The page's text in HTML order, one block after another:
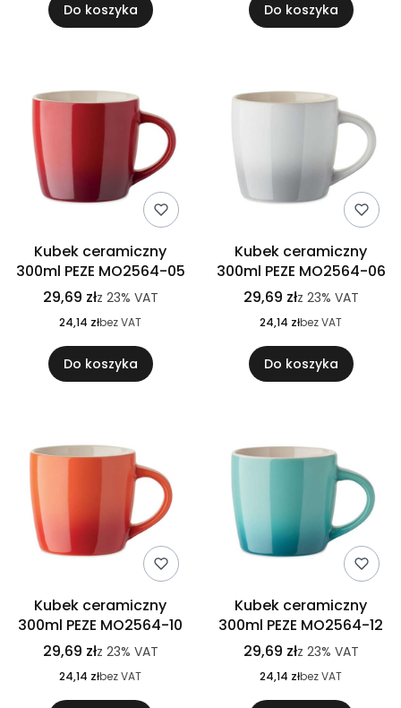
Do koszyka Do koszyka
Kubek ceramiczny
300ml PEZE MO2564-05
29,69 złz 23% VAT
24,14 złbez VAT
Do koszyka
Kubek ceramiczny
300ml PEZE MO2564-06
29,69 złz 23% VAT
24,14 złbez VAT
Do koszyka
Kubek ceramiczny
300ml PEZE MO2564-10
29,69 złz 23% VAT
24,14 złbez VAT
Kubek ceramiczny
300ml PEZE MO2564-12
29,69 złz 23% VAT
24,14 złbez VAT